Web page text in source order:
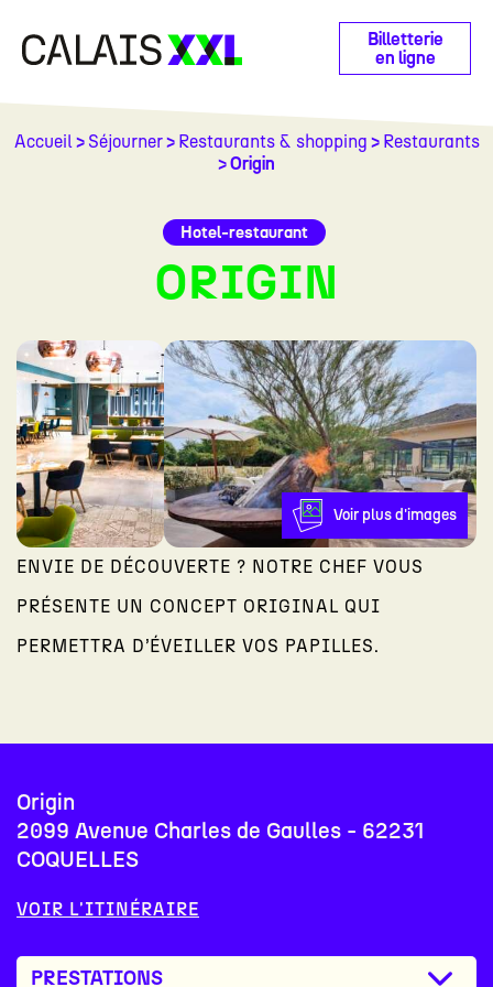
Billetterie
en ligne
Accueil> Séjourner> Restaurants & shopping > Restaurants
> Origin
Hotel-restaurant
ORIGIN
Voir plus d'images
ENVIE DE DÉCOUVERTE ? NOTRE CHEF VOUS
PRÉSENTE UN CONCEPT ORIGINAL QUI
PERMETTRA D’ÉVEILLER VOS PAPILLES.
Origin
2099 Avenue Charles de Gaulles - 62231
COQUELLES
VOIR L'ITINÉRAIRE
PRESTATIONS